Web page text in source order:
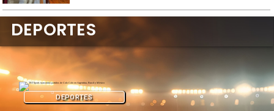
DEPORTES
DEPORTES